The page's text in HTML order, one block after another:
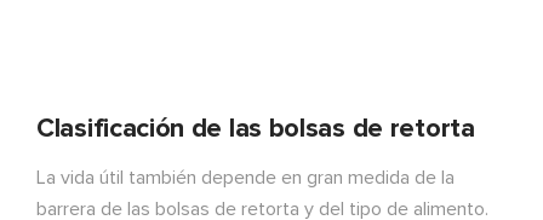
Clasificación de las bolsas de retorta
La vida útil también depende en gran medida de la
barrera de las bolsas de retorta y del tipo de alimento.